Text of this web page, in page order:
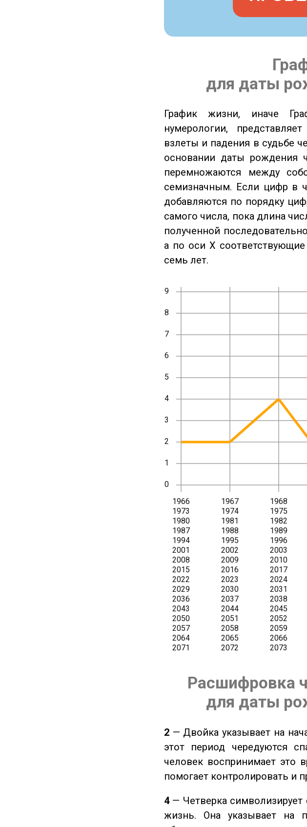
для даты
График жизни, иначе
нумерологии,
взлеты и падения в судьбе
основании даты рождения
перемножаются между
семизначным. Если цифр в
добавляются по порядку
самого числа, пока длина
полученной
а по оси X
семь лет.
Расшифровка
для даты
2 — Двойка указывает на
этот период чередуются
человек воспринимает это
помогает контролировать и
4— Четверка символизирует
жизнь. Она указывает на